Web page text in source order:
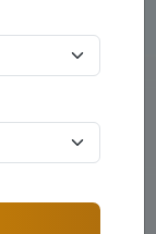
indivíduos